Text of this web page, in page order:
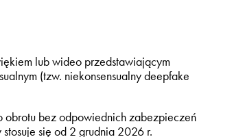
lub wideo przedstawiającym
(tzw. niekonsensualny deepfake
obrotu bez odpowiednich zabezpieczeń
się od 2 grudnia 2026 r.